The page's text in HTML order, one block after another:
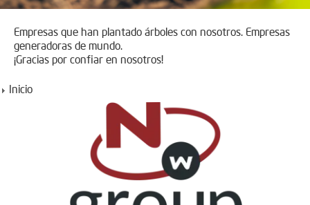
Empresas que han plantado árboles con nosotros. Empresas
generadoras de mundo.
¡Gracias por confiar en nosotros!
Inicio